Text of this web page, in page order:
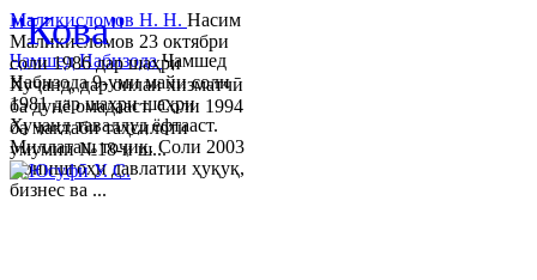
Ҷамшед НабизодаҶамшед
Набизода 9-уми майи соли
1981 дар шаҳри шаҳри
Хуҷанд таваллуд ёфтааст.
Миллаташ тоҷик. Соли 2003
Донишгоҳи давлатии ҳуқуқ,
бизнес ва ...
Маликисломов Н. Н. Насим
Маликисломов 23 октябри
соли 1986 дар шаҳри
Хуҷанд, дар оилаи хизматчӣ
ба дунё омадааст. Соли 1994
ба мактаби таҳсилоти
умумии №18-и ш...
"Кова"